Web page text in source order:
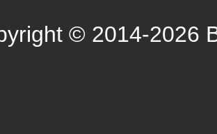
© 2014-2026